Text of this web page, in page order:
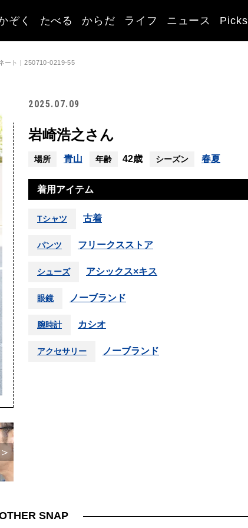
ぞく たべる からだ ライフ ニュース Picks
ート | 250710-0219-55
2025.07.09
岩崎浩之さん
場所 青山 年齢 42歳 シーズン 春夏
着用アイテム
Tシャツ 古着
パンツ フリークスストア
シューズ アシックス×キス
眼鏡 ノーブランド
腕時計 カシオ
アクセサリー ノーブランド
SNAP